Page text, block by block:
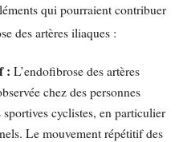
qui pourraient contribuer
des artères iliaques :
: L’endofibrose des artères
chez des personnes
cyclistes, en particulier
Le mouvement répétitif des